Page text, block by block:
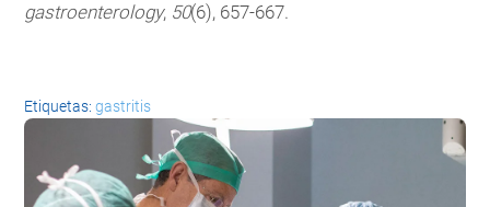
gastroenterology, 50(6), 657-667.
Etiquetas: gastritis